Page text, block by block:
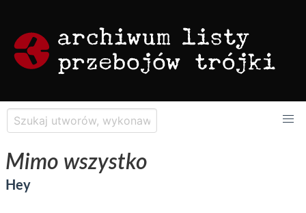
Mimo wszystko
Hey